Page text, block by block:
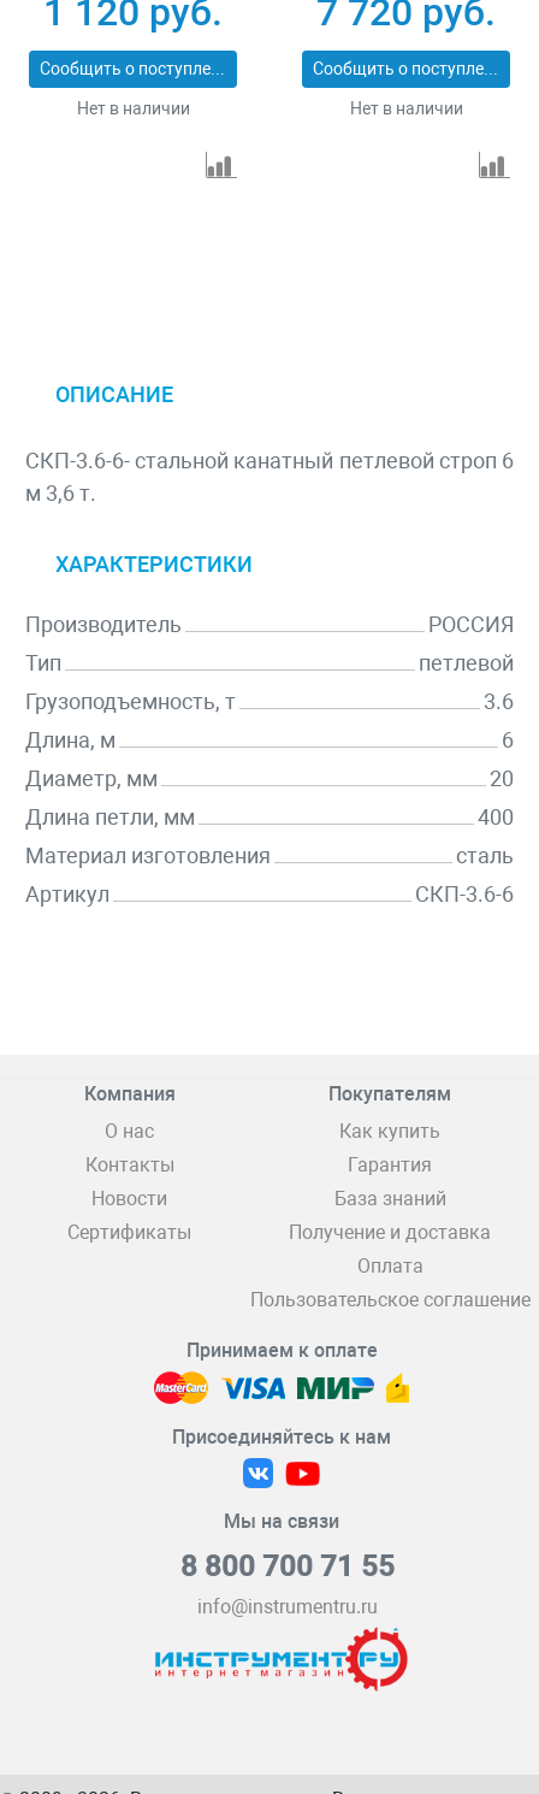
1 120 руб.
Сообщить о поступлении
Нет в наличии
7 720 руб.
Сообщить о поступлении
Нет в наличии
ОПИСАНИЕ
СКП-3.6-6- стальной канатный петлевой строп 6
м 3,6 т.
ХАРАКТЕРИСТИКИ
Производитель
РОССИЯ
Тип
петлевой
Грузоподъемность, т
3.6
Длина, м
6
Диаметр, мм
20
Длина петли, мм
400
Материал изготовления
сталь
Артикул
СКП-3.6-6
Компания
О нас
Контакты
Новости
Сертификаты
Покупателям
Как купить
Гарантия
База знаний
Получение и доставка
Оплата
Пользовательское соглашение
Принимаем к оплате
Присоединяйтесь к нам
Мы на связи
8 800 700 71 55
info@instrumentru.ru